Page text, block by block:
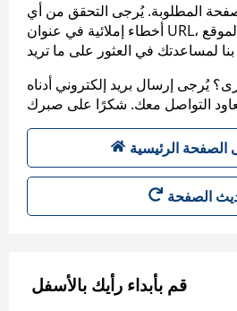
المطلوبة. يُرجى التحقق من أي
أخطاء إملائية في عنوان URL، أو عرض خريطة الموقع
يُرجى إرسال بريد إلكتروني أدناه
الصفحة الرئيسية
قم بأبداء رأيك بالأسفل